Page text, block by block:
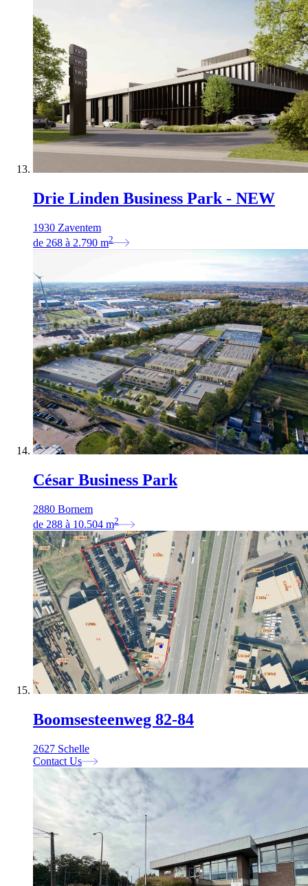
Drie Linden Business Park - NEW
1930 Zaventem
de 268 à 2.790 m2
César Business Park
2880 Bornem
de 288 à 10.504 m2
Boomsesteenweg 82-84
2627 Schelle
Contact Us